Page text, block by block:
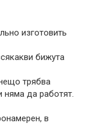
изготовить
бижута
трябва
няма да работят.
в